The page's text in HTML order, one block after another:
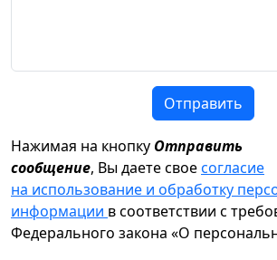
Отправить
Нажимая на кнопку Отправить
сообщение, Вы даете своесогласие
на использование и обработку
информации в соответствии с
Федерального закона «О